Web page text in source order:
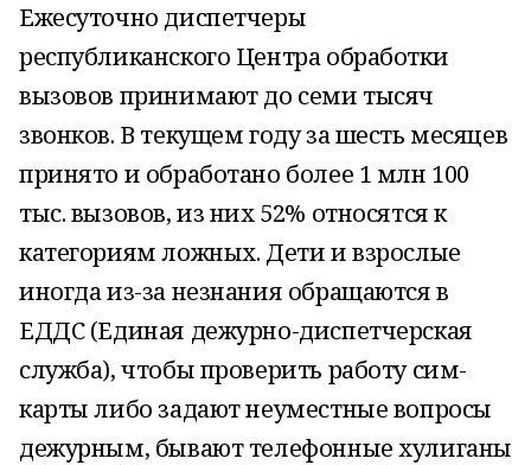
Ежесуточно диспетчеры
республиканского Центра обработки
вызовов принимают до семи тысяч
звонков. В текущем году за шесть месяцев
принято и обработано более 1 млн 100
тыс. вызовов, из них 52% относятся к
категориям ложных. Дети и взрослые
иногда из-за незнания обращаются в
ЕДДС (Единая дежурно-диспетчерская
служба), чтобы проверить работу сим-
карты либо задают неуместные вопросы
дежурным, бывают телефонные хулиганы